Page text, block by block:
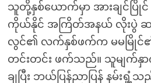
သူတို့နှစ်ယောက်မှာ အားချင်ပြိုင်
ကိုယ်နိုင် အကြိတ်အနယ် လိုးပွဲ
လွင်၏ လက်နှစ်ဖက်က မမမြိုင်၏
တင်းတင်း ဖက်သည်။ သူမျက်နှာ
ချပြီး ဘယ်ပြန်ညာပြန် နမ်းရှုံ့သ